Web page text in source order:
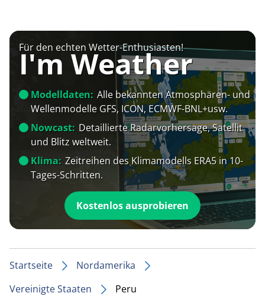
Für den echten Wetter-Enthusiasten!
I'm Weather
Modelldaten: Alle bekannten Atmosphären- und
Wellenmodelle GFS, ICON, ECMWF-BNL+usw.
Nowcast: Detaillierte Radarvorhersage, Satellit
und Blitz weltweit.
Klima: Zeitreihen des Klimamodells ERA5 in 10-
Tages-Schritten.
Kostenlos ausprobieren
Startseite
Nordamerika
Vereinigte Staaten
Peru